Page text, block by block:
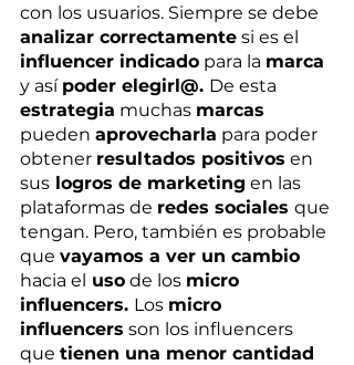
con los usuarios. Siempre se debe
analizar correctamente si es el
influencer indicado para la marca
y así poder elegirl@. De esta
estrategia muchas marcas
pueden aprovecharla para poder
obtener resultados positivos en
sus logros de marketing en las
plataformas de redes sociales que
tengan. Pero, también es probable
que vayamos a ver un cambio
hacia el uso de los micro
influencers. Los micro
influencers son los influencers
que tienen una menor cantidad